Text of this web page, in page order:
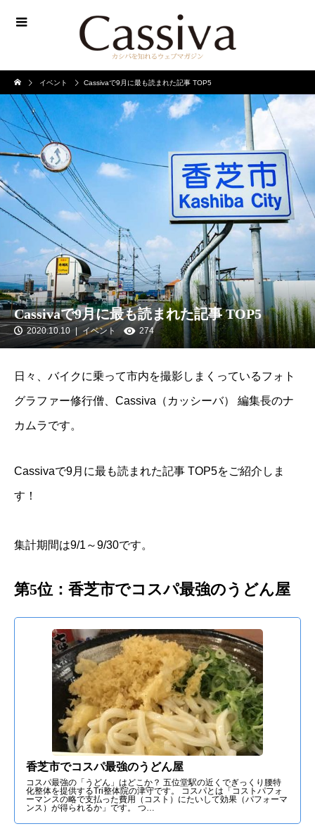
イベント Cassivaで9月に最も読まれた記事 TOP5
Cassivaで9月に最も読まれた記事 TOP5
2020.10.10 イベント 274
日々、バイクに乗って市内を撮影しまくっているフォト
グラファー修行僧、Cassiva（カッシーバ） 編集長のナ
カムラです。
Cassivaで9月に最も読まれた記事 TOP5をご紹介しま
す！
集計期間は9/1～9/30です。
第5位：香芝市でコスパ最強のうどん屋
香芝市でコスパ最強のうどん屋
コスパ最強の「うどん」はどこか？ 五位堂駅の近くでぎっくり腰特
化整体を提供するTri整体院の津守です。 コスパとは「コストパフォ
ーマンスの略で支払った費用（コスト）にたいして効果（パフォーマ
ンス）が得られるか」です。 つ…